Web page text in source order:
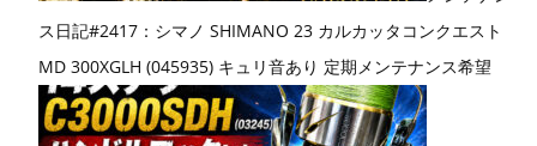
ス日記#2417：シマノ SHIMANO 23 カルカッタコンクエスト
MD 300XGLH (045935) キュリ音あり 定期メンテナンス希望